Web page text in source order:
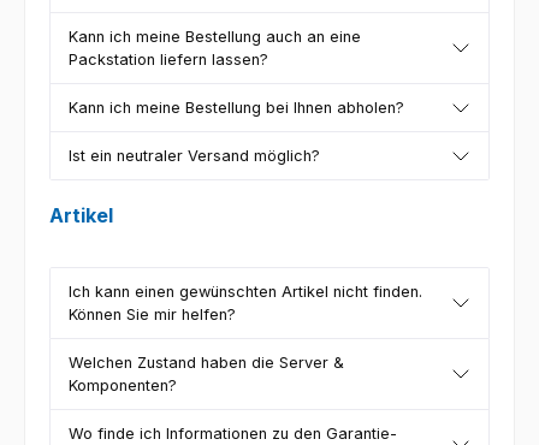
Kann ich meine Bestellung auch an eine
Packstation liefern lassen?
Kann ich meine Bestellung bei Ihnen abholen?
Ist ein neutraler Versand möglich?
Artikel
Ich kann einen gewünschten Artikel nicht finden.
Können Sie mir helfen?
Welchen Zustand haben die Server &
Komponenten?
Wo finde ich Informationen zu den Garantie-